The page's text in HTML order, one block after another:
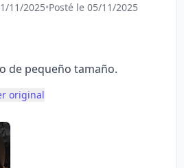
11/2025•Posté le 05/11/2025
de pequeño tamaño.
original